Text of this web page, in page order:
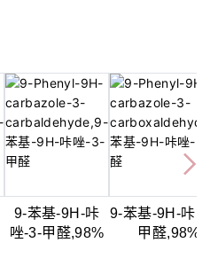
9-苯基-9H-咔
唑-3-甲醛,98%
9-苯基-9H-咔
甲醛,98%